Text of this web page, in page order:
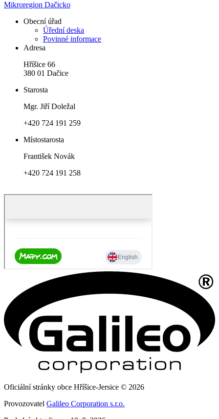
Mikroregion Dačicko
Obecní úřad
Úřední deska
Povinné informace
Adresa
Hříšice 66
380 01 Dačice
Starosta
Mgr. Jiří Doležal
+420 724 191 259
Místostarosta
František Novák
+420 724 191 258
Oficiální stránky obce Hříšice-Jersice © 2026
Provozovatel Galileo Corporation s.r.o.